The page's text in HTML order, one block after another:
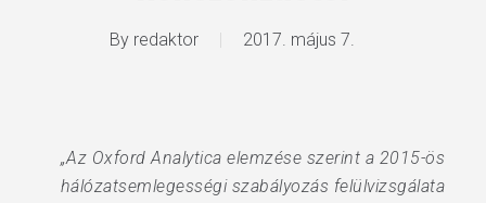
By redaktor 2017. május 7.
„Az Oxford Analytica elemzése szerint a 2015-ös
hálózatsemlegességi szabályozás felülvizsgálata